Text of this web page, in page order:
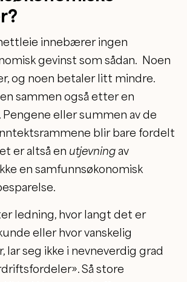
innebærer ingen
gevinst som sådan. Noen
og noen betaler litt mindre.
sammen også etter en
Pengene eller summen av de
blir bare fordelt
er altså en utjevningav
en samfunnsøkonomisk
ledning, hvor langt det er
eller hvor vanskelig
lar seg ikke i nevneverdig grad
Så store